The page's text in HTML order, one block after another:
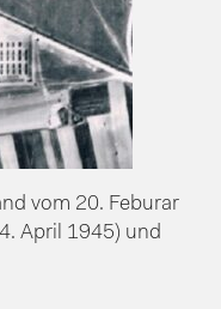
vom 20. Feburar
April 1945) und